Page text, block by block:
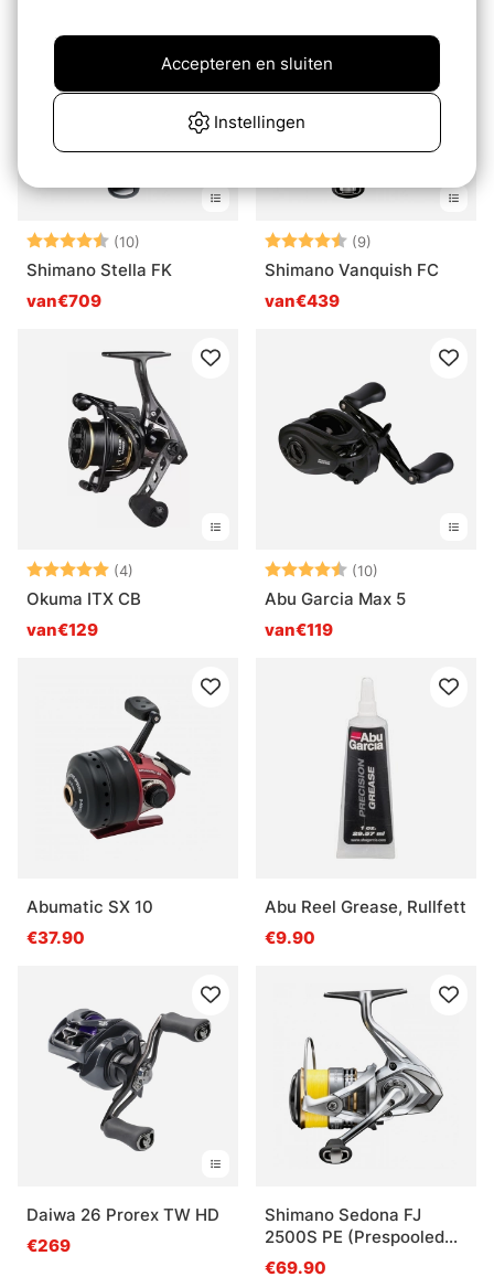
Beoordeling:
(10)
Shimano Stella FK
van€709
Beoordeling:
(9)
Shimano Vanquish FC
van€439
Beoordeling:
(4)
Okuma ITX CB
van€129
Beoordeling:
(10)
Abu Garcia Max 5
van€119
Abumatic SX 10
€37.90
Abu Reel Grease, Rullfett
€9.90
Daiwa 26 Prorex TW HD
€269
Shimano Sedona FJ
2500S PE (Prespooled
Braid)
€69.90
Instellingen
Accepteren en sluiten